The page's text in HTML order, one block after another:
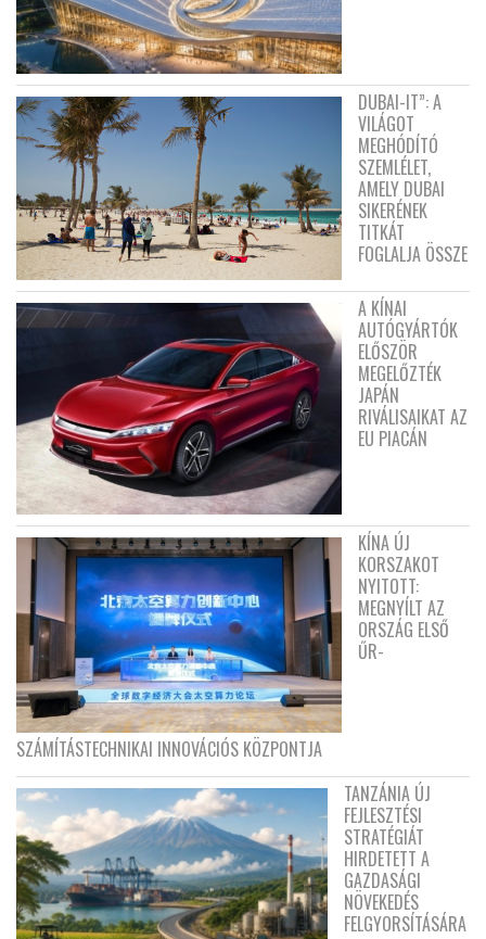
DUBAI-IT”: A
VILÁGOT
MEGHÓDÍTÓ
SZEMLÉLET,
AMELY DUBAI
SIKERÉNEK
TITKÁT
FOGLALJA ÖSSZE
A KÍNAI
AUTÓGYÁRTÓK
ELŐSZÖR
MEGELŐZTÉK
JAPÁN
RIVÁLISAIKAT AZ
EU PIACÁN
KÍNA ÚJ
KORSZAKOT
NYITOTT:
MEGNYÍLT AZ
ORSZÁG ELSŐ
ŰR-
SZÁMÍTÁSTECHNIKAI INNOVÁCIÓS KÖZPONTJA
TANZÁNIA ÚJ
FEJLESZTÉSI
STRATÉGIÁT
HIRDETETT A
GAZDASÁGI
NÖVEKEDÉS
FELGYORSÍTÁSÁRA